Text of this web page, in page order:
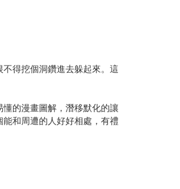
得挖個洞鑽進去躲起來。這
的漫畫圖解，潛移默化的讓
和周遭的人好好相處，有禮